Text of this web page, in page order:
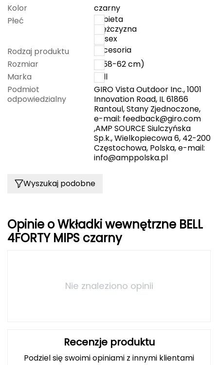
ENERO PRO
Extremities
F
FASHY
Gerber
Giant Dragon
Gregory
Kolor
czarny
Płeć
kobieta
mężczyzna
unisex
Rodzaj produktu
akcesoria
Rozmiar
L (58-62 cm)
Marka
Bell
Podmiot
odpowiedzialny
GIRO Vista Outdoor Inc., 1001
Innovation Road, IL 61866
Rantoul, Stany Zjednoczone,
e-mail: feedback@giro.com
,AMP SOURCE Siulczyńska
Sp.k., Wielkopiecowa 6, 42-200
Częstochowa, Polska, e-mail:
info@amppolska.pl
Wyszukaj podobne
Opinie o Wkładki wewnętrzne BELL
4FORTY MIPS czarny
Nie znaleziono opinii
Recenzje produktu
Podziel się swoimi opiniami z innymi klientami